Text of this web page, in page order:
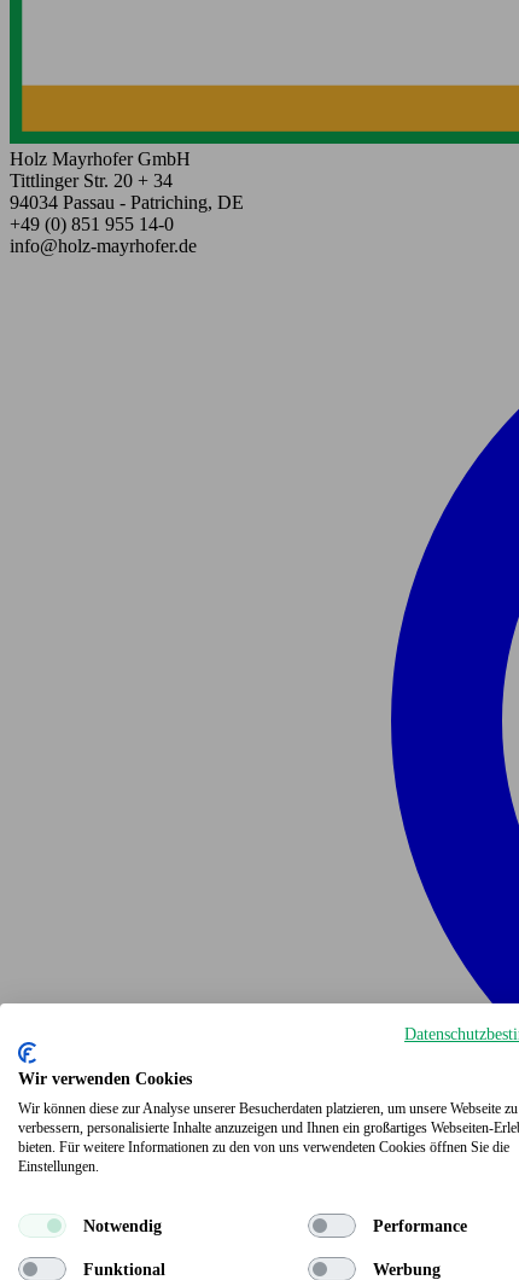
Holz Mayrhofer GmbH
Tittlinger Str. 20 + 34
94034 Passau - Patriching, DE
+49 (0) 851 955 14-0
info@holz-mayrhofer.de
Wir verwenden Cookies
Wir können diese zur Analyse unserer Besucherdaten platzieren, um unsere Webseite zu
verbessern, personalisierte Inhalte anzuzeigen und Ihnen ein großartiges Webseiten-
bieten. Für weitere Informationen zu den von uns verwendeten Cookies öffnen Sie die
Einstellungen.
Notwendig Performance
Funktional Werbung